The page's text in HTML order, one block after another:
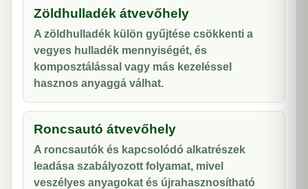
Zöldhulladék átvevőhely
A zöldhulladék külön gyűjtése csökkenti a
vegyes hulladék mennyiségét, és
komposztálással vagy más kezeléssel
hasznos anyaggá válhat.
Roncsautó átvevőhely
A roncsautók és kapcsolódó alkatrészek
leadása szabályozott folyamat, mivel
veszélyes anyagokat és újrahasznosítható